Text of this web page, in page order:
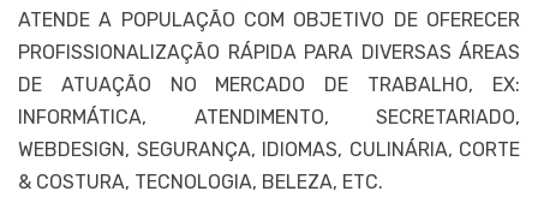
ATENDE A POPULAÇÃO COM OBJETIVO DE OFERECER
PROFISSIONALIZAÇÃO RÁPIDA PARA DIVERSAS ÁREAS
DE ATUAÇÃO NO MERCADO DE TRABALHO, EX:
INFORMÁTICA, ATENDIMENTO, SECRETARIADO,
WEBDESIGN, SEGURANÇA, IDIOMAS, CULINÁRIA, CORTE
& COSTURA, TECNOLOGIA, BELEZA, ETC.